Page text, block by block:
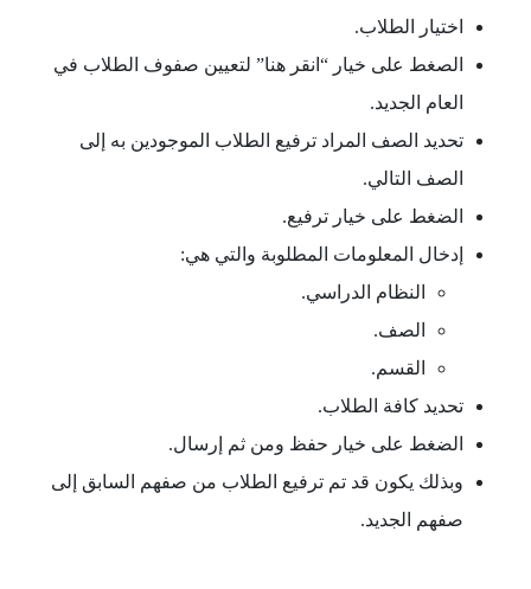
اختيار الطلاب.
الصغط على خيار “انقر هنا” لتعيين صفوف الطلاب في
العام الجديد.
تحديد الصف المراد ترفيع الطلاب الموجودين به إلى
الصف التالي.
الضغط على خيار ترفيع.
إدخال المعلومات المطلوبة والتي هي:
النظام الدراسي.
الصف.
القسم.
تحديد كافة الطلاب.
الضغط على خيار حفظ ومن ثم إرسال.
وبذلك يكون قد تم ترفيع الطلاب من صفهم السابق إلى
صفهم الجديد.